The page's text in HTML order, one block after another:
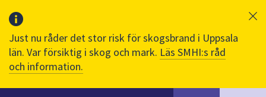
Just nu råder det stor risk för skogsbrand i Uppsala
län. Var försiktig i skog och mark. Läs SMHI:s råd
och information.